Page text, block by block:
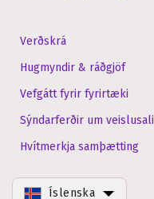
Verðskrá
Hugmyndir & ráðgjöf
Vefgátt fyrir fyrirtæki
Sýndarferðir um veislusali
Hvítmerkja samþætting
Íslenska